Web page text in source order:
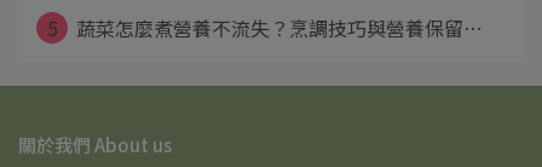
5
蔬菜怎麼煮營養不流失？烹調技巧與營養保留⋯
關於我們 About us